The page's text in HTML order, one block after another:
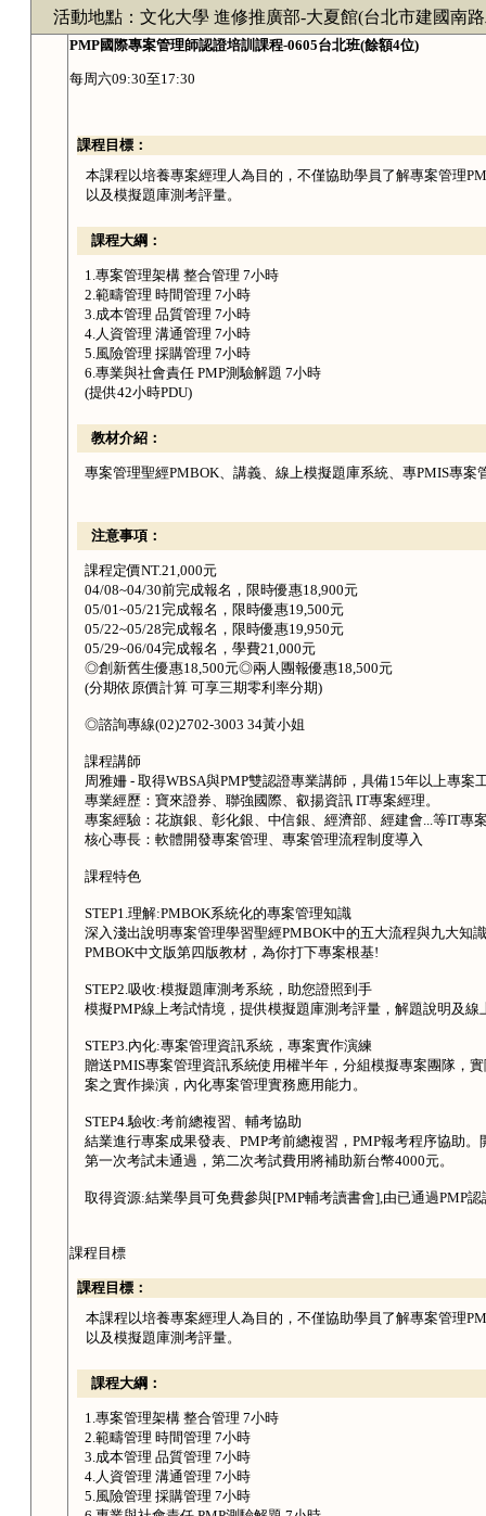
活動地點：文化大學 進修推廣部-大夏館(台北市建國南路
PMP國際專案管理師認證培訓課程-0605台北班(餘額4位)
每周六09:30至17:30
課程目標：
本課程以培養專案經理人為目的，不僅協助學員了解專案管理
以及模擬題庫測考評量。
課程大綱：
1.專案管理架構 整合管理 7小時
2.範疇管理 時間管理 7小時
3.成本管理 品質管理 7小時
4.人資管理 溝通管理 7小時
5.風險管理 採購管理 7小時
6.專業與社會責任 PMP測驗解題 7小時
(提供42小時PDU)
教材介紹：
專案管理聖經PMBOK、講義、線上模擬題庫系統、專PMIS專案
注意事項：
課程定價NT.21,000元
04/08~04/30前完成報名，限時優惠18,900元
05/01~05/21完成報名，限時優惠19,500元
05/22~05/28完成報名，限時優惠19,950元
05/29~06/04完成報名，學費21,000元
◎創新舊生優惠18,500元◎兩人團報優惠18,500元
(分期依原價計算 可享三期零利率分期)
◎諮詢專線(02)2702-3003 34黃小姐
課程講師
周雅姍 - 取得WBSA與PMP雙認證專業講師，具備15年以上專案
專業經歷：寶來證券、聯強國際、叡揚資訊 IT專案經理。
專案經驗：花旗銀、彰化銀、中信銀、經濟部、經建會...等IT專
核心專長：軟體開發專案管理、專案管理流程制度導入
課程特色
STEP1.理解:PMBOK系統化的專案管理知識
深入淺出說明專案管理學習聖經PMBOK中的五大流程與九大知
PMBOK中文版第四版教材，為你打下專案根基!
STEP2.吸收:模擬題庫測考系統，助您證照到手
模擬PMP線上考試情境，提供模擬題庫測考評量，解題說明及
STEP3.內化:專案管理資訊系統，專案實作演練
贈送PMIS專案管理資訊系統使用權半年，分組模擬專案團隊，
案之實作操演，內化專案管理實務應用能力。
STEP4.驗收:考前總複習、輔考協助
結業進行專案成果發表、PMP考前總複習，PMP報考程序協助
第一次考試未通過，第二次考試費用將補助新台幣4000元。
取得資源:結業學員可免費參與[PMP輔考讀書會],由已通過PMP
課程目標
課程目標：
本課程以培養專案經理人為目的，不僅協助學員了解專案管理
以及模擬題庫測考評量。
課程大綱：
1.專案管理架構 整合管理 7小時
2.範疇管理 時間管理 7小時
3.成本管理 品質管理 7小時
4.人資管理 溝通管理 7小時
5.風險管理 採購管理 7小時